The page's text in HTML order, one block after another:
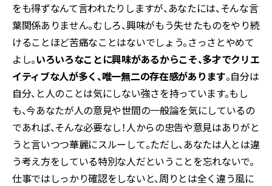
をも得ずなんて言われたりしますが、あなたには、そんな言
葉関係ありません。むしろ、興味がもう失せたものをやり続
けることほど苦痛なことはないでしょう。さっさとやめて
よし。いろいろなことに興味があるからこそ、多才でクリエ
イティブな人が多く、唯一無二の存在感があります。自分は
自分、と人のことは気にしない強さを持っています。もし
も、今あなたが人の意見や世間の一般論を気にしているの
であれば、そんな必要なし！人からの忠告や意見はありがと
うと言いつつ華麗にスルーして。ただし、あなたは人とは違
う考え方をしている特別な人だということを忘れないで。
仕事ではしっかり確認をしないと、周りとは全く違う風に